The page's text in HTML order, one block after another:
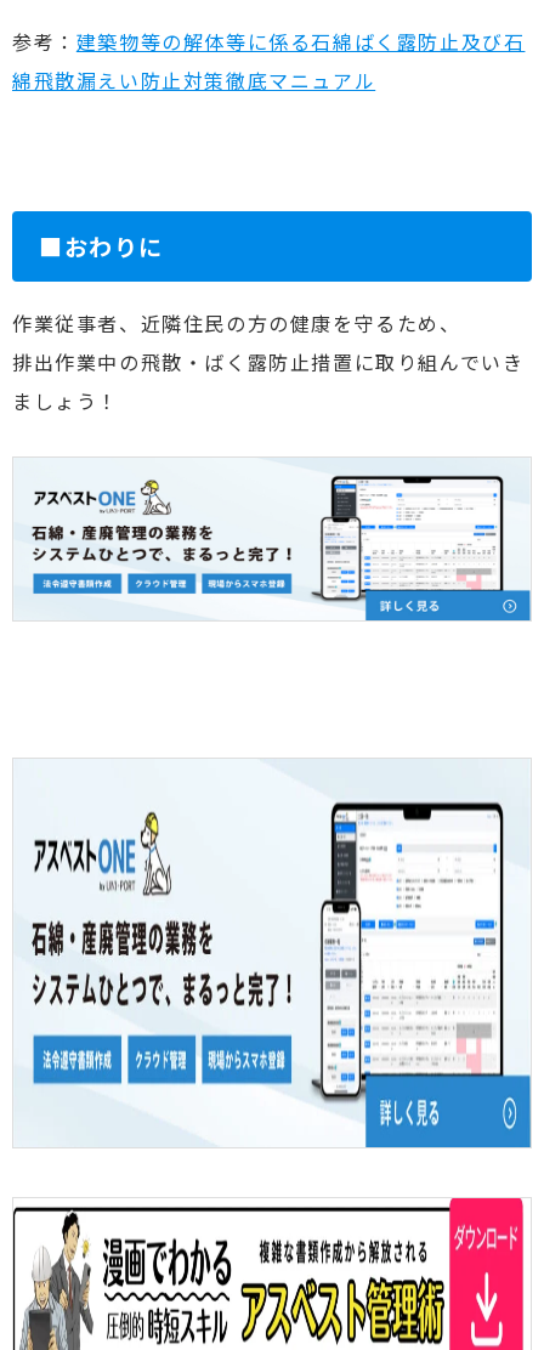
参考： 建築物等の解体等に係る石綿ばく露防止及び石
綿飛散漏えい防止対策徹底マニュアル
■おわりに
作業従事者、近隣住民の方の健康を守るため、
排出作業中の飛散・ばく露防止措置に取り組んでいき
ましょう！